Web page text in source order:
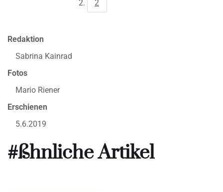
2
Redaktion
Sabrina Kainrad
Fotos
Mario Riener
Erschienen
5.6.2019
#ßhnliche Artikel